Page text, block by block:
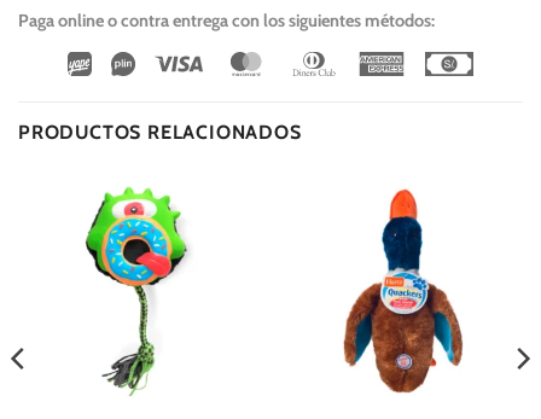
Paga online o contra entrega con los siguientes métodos:
Wirecard
Vipps Visa MasterCardDinners
American
PRODUCTOS RELACIONADOS